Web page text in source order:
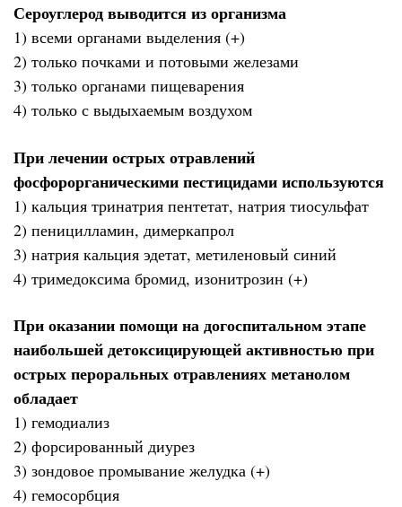
Сероуглерод выводится из организма
1) всеми органами выделения (+)
2) только почками и потовыми железами
3) только органами пищеварения
4) только с выдыхаемым воздухом
При лечении острых отравлений
фосфорорганическими пестицидами используются
1) кальция тринатрия пентетат, натрия тиосульфат
2) пеницилламин, димеркапрол
3) натрия кальция эдетат, метиленовый синий
4) тримедоксима бромид, изонитрозин (+)
При оказании помощи на догоспитальном этапе
наибольшей детоксицирующей активностью при
острых пероральных отравлениях метанолом
обладает
1) гемодиализ
2) форсированный диурез
3) зондовое промывание желудка (+)
4) гемосорбция